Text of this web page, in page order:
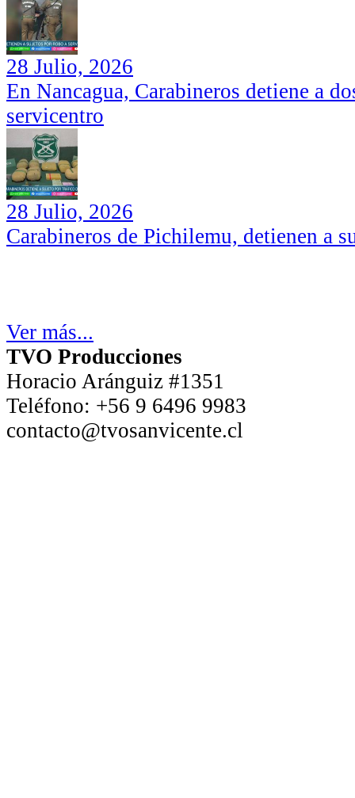
28 Julio, 2026
En Nancagua, Carabineros detiene a
servicentro
28 Julio, 2026
Carabineros de Pichilemu, detienen a
Ver más...
TVO Producciones
Horacio Aránguiz #1351
Teléfono: +56 9 6496 9983
contacto@tvosanvicente.cl